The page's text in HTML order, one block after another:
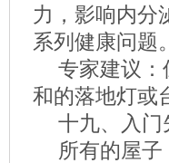
力，影响内分
系列健康问题。
专家建议：
和的落地灯或
十九、入门
所有的屋